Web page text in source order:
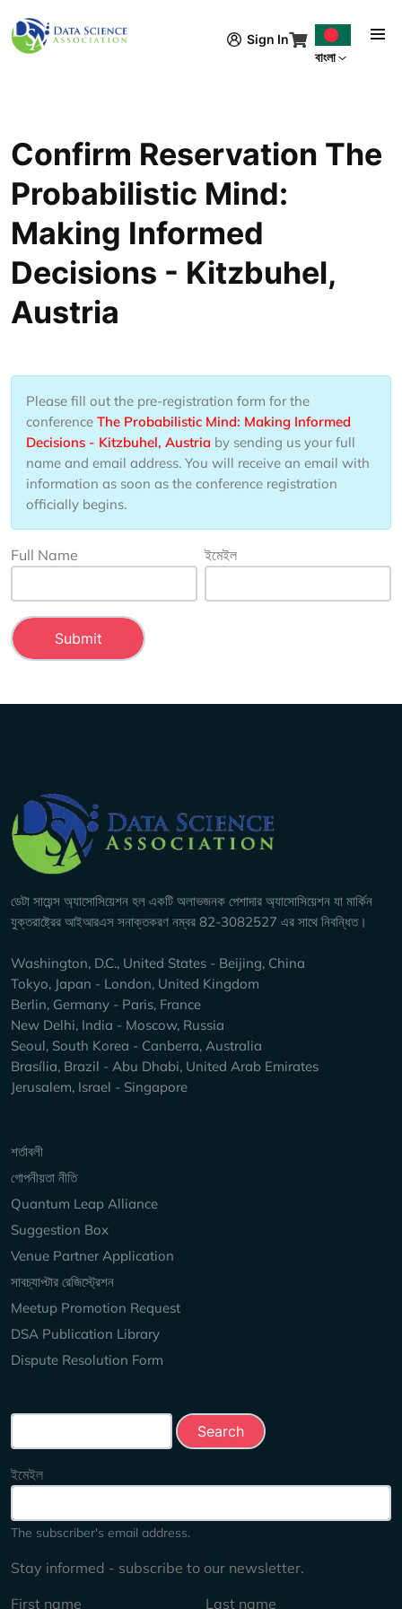
Sign In
বাংলা
Confirm Reservation The
Probabilistic Mind:
Making Informed
Decisions - Kitzbuhel,
Austria
Please fill out the pre-registration form for the
conference The Probabilistic Mind: Making Informed
Decisions - Kitzbuhel, Austria by sending us your full
name and email address. You will receive an email with
information as soon as the conference registration
officially begins.
Full Name ইমেইল
Company Info
ডেটা সায়েন্স অ্যাসোসিয়েশন হল একটি অলাভজনক পেশাদার অ্যাসোসিয়েশন যা মার্কিন
যুক্তরাষ্ট্রের আইআরএস সনাক্তকরণ নম্বর 82-3082527 এর সাথে নিবন্ধিত।
Washington, D.C., United States - Beijing, China
Tokyo, Japan - London, United Kingdom
Berlin, Germany - Paris, France
New Delhi, India - Moscow, Russia
Seoul, South Korea - Canberra, Australia
Brasília, Brazil - Abu Dhabi, United Arab Emirates
Jerusalem, Israel - Singapore
Keep Exploring
শর্তাবলী
গোপনীয়তা নীতি
Quantum Leap Alliance
Suggestion Box
Venue Partner Application
সাবচ্যাপ্টার রেজিস্ট্রেশন
Meetup Promotion Request
DSA Publication Library
Dispute Resolution Form
ইমেইল
The subscriber's email address.
Stay informed - subscribe to our newsletter.
First name
Last name